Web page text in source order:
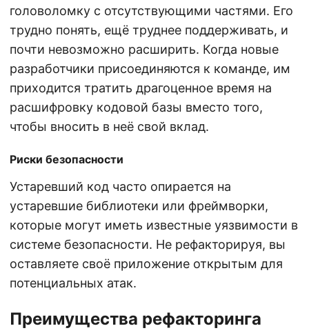
головоломку с отсутствующими частями. Его
трудно понять, ещё труднее поддерживать, и
почти невозможно расширить. Когда новые
разработчики присоединяются к команде, им
приходится тратить драгоценное время на
расшифровку кодовой базы вместо того,
чтобы вносить в неё свой вклад.
Риски безопасности
Устаревший код часто опирается на
устаревшие библиотеки или фреймворки,
которые могут иметь известные уязвимости в
системе безопасности. Не рефакторируя, вы
оставляете своё приложение открытым для
потенциальных атак.
Преимущества рефакторинга